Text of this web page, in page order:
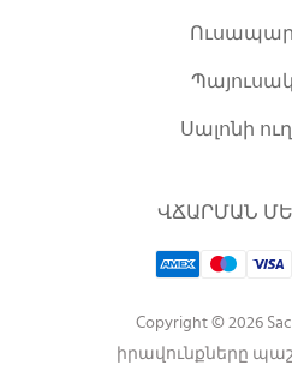
Սալոնի
ՎՃԱՐՄԱՆ
Copyright © 2026
իրավունքները